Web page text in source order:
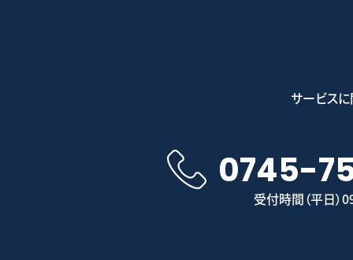
サービス
0745-
受付時間（平日